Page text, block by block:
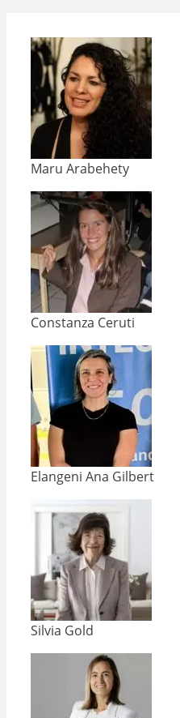
Maru Arabehety
Constanza Ceruti
Elangeni Ana Gilbert
Silvia Gold